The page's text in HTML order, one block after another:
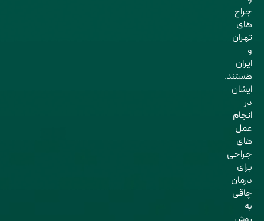
جراح
های
تهران
و
ایران
هستند.
ایشان
در
انجام
عمل
های
جراحی
برای
درمان
چاقی
به